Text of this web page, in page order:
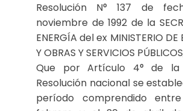
Resolución N° 137 de
noviembre de 1992 de la
ENERGÍA del ex MINISTERIO DE
Y OBRAS Y SERVICIOS
Que por Artículo 4° de la
Resolución nacional se
período comprendido